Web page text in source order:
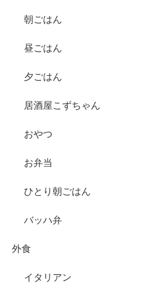
朝ごはん
昼ごはん
夕ごはん
居酒屋こずちゃん
おやつ
お弁当
ひとり朝ごはん
バッハ弁
外食
イタリアン